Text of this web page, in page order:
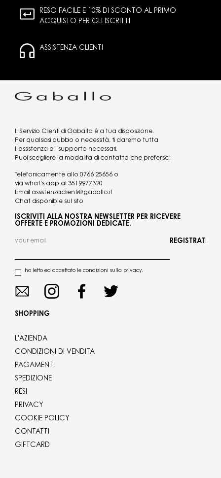
RESO FACILE E 10% DI SCONTO AL PRIMO
ACQUISTO PER GLI ISCRITTI
ASSISTENZA CLIENTI
Il Servizio Clienti di Gaballo è a tua disposizione.
Per qualsiasi dubbio o necessità, ti daremo tutta
l’assistenza e il supporto necessari.
Puoi scegliere la modalità di contatto che preferisci:
Telefonicamente allo 0766 25656 o
via what's app al 3519977320
Email assistenzaclienti@gaballo.it
Chat disponibile sul sito
ISCRIVITI ALLA NOSTRA NEWSLETTER PER RICEVERE
OFFERTE E PROMOZIONI DEDICATE.
ho letto ed accettato le condizioni sulla privacy.
REGISTRATI
SHOPPING
L'AZIENDA
CONDIZIONI DI VENDITA
PAGAMENTI
SPEDIZIONE
RESI
PRIVACY
COOKIE POLICY
CONTATTI
GIFTCARD